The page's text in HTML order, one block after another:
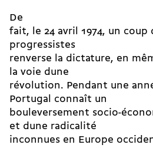
De
fait, le 24 avril 1974, un coup
progressistes
renverse la dictature, en
la voie dune
révolution. Pendant une
Portugal connaît un
bouleversement socio-
et dune radicalité
inconnues en Europe